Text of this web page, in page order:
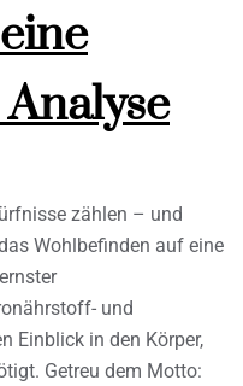
zählen – und
Wohlbefinden auf eine
und
Einblick in den Körper,
Getreu dem Motto: